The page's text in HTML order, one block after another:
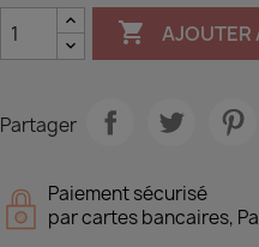
 AJOUTER
Partager
Paiement sécurisé
par cartes bancaires,